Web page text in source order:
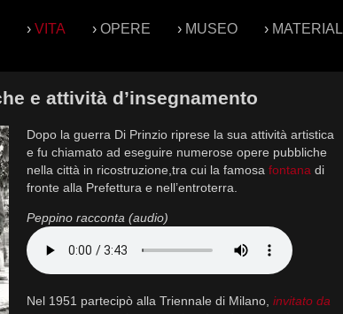
› VITA › OPERE › MUSEO › MATERIALI
e attività d’insegnamento
Dopo la guerra Di Prinzio riprese la sua attività artistica
e fu chiamato ad eseguire numerose opere pubbliche
nella città in ricostruzione,tra cui la famosa fontana di
fronte alla Prefettura e nell’entroterra.
Peppino racconta (audio)
Nel 1951 partecipò alla Triennale di Milano, invitato da